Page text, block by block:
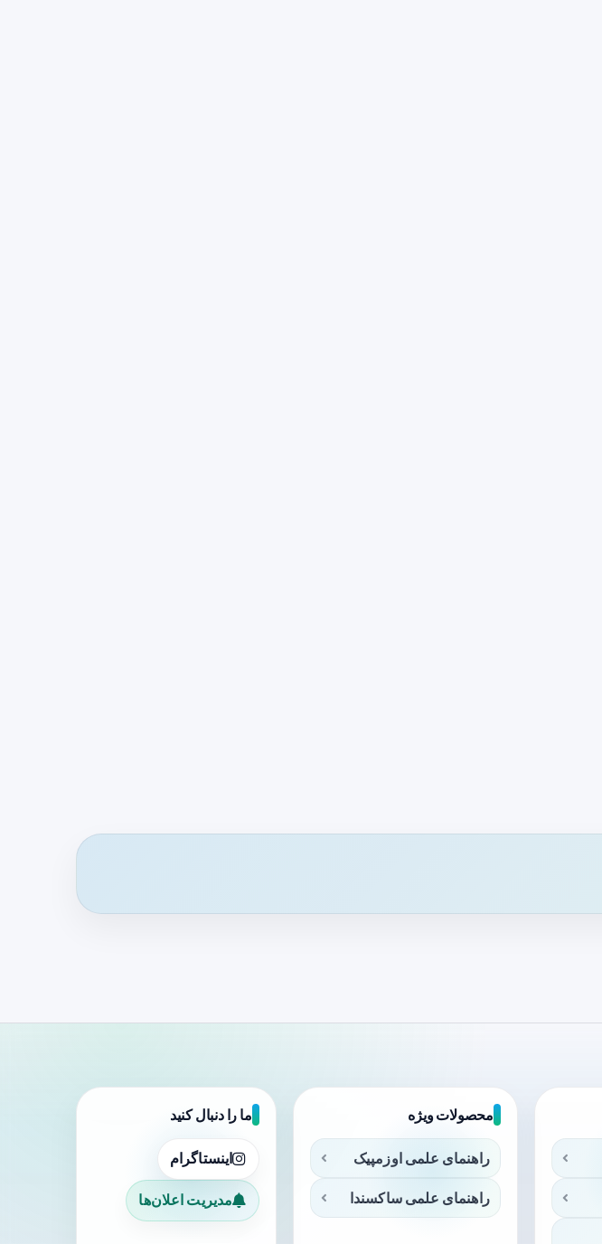
محصولات ویژه
راهنمای علمی اوزمپیک
راهنمای علمی ساکسندا
ما را دنبال کنید
اینستاگرام
مدیریت اعلان‌ها